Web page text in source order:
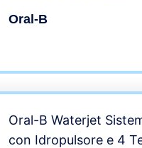
Oral-B
Oral-B Waterjet
con Idropulsore e 4